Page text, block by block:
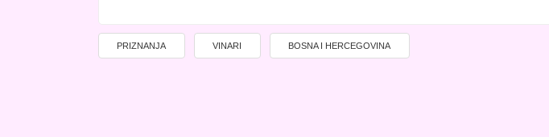
PRIZNANJA VINARI BOSNA I HERCEGOVINA